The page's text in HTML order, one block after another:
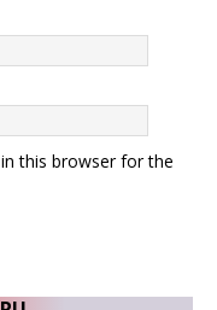
this browser for the